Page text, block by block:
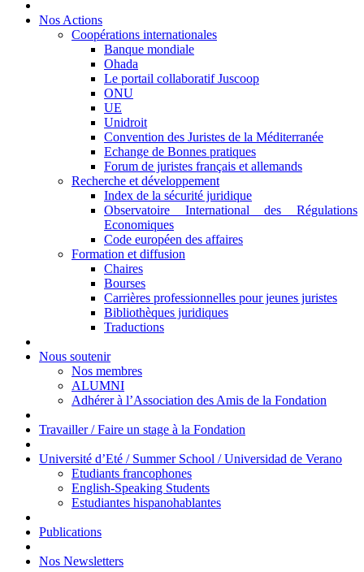
Nos Actions
Coopérations internationales
Banque mondiale
Ohada
Le portail collaboratif Juscoop
ONU
UE
Unidroit
Convention des Juristes de la Méditerranée
Echange de Bonnes pratiques
Forum de juristes français et allemands
Recherche et développement
Index de la sécurité juridique
Observatoire International des Régulations
Economiques
Code européen des affaires
Formation et diffusion
Chaires
Bourses
Carrières professionnelles pour jeunes juristes
Bibliothèques juridiques
Traductions
Nous soutenir
Nos membres
ALUMNI
Adhérer à l’Association des Amis de la Fondation
Travailler / Faire un stage à la Fondation
Université d’Eté / Summer School / Universidad de Verano
Etudiants francophones
English-Speaking Students
Estudiantes hispanohablantes
Publications
Nos Newsletters